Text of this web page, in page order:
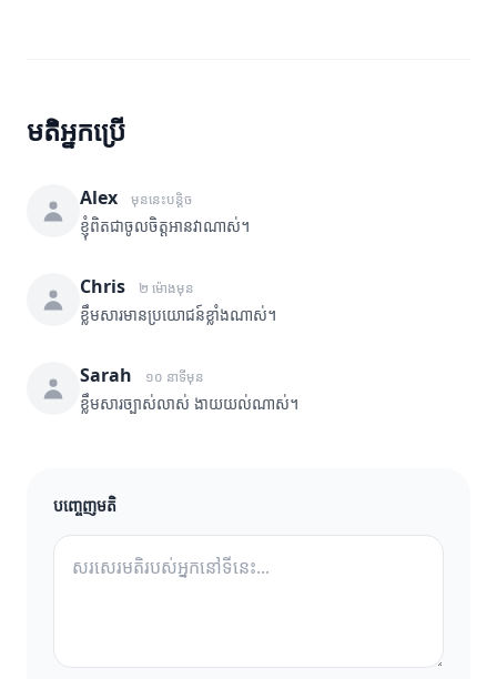
មតិអ្នកប្រើ
Alex មុននេះបន្តិច
ខ្ញុំពិតជាចូលចិត្តអានវាណាស់។
Chris ២ ម៉ោងមុន
ខ្លឹមសារមានប្រយោជន៍ខ្លាំងណាស់។
Sarah ១០ នាទីមុន
ខ្លឹមសារច្បាស់លាស់ ងាយយល់ណាស់។
បញ្ចេញមតិ